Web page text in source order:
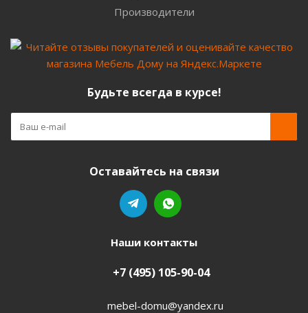
Производители
Будьте всегда в курсе!
Оставайтесь на связи
Наши контакты
+7 (495) 105-90-04
mebel-domu@yandex.ru